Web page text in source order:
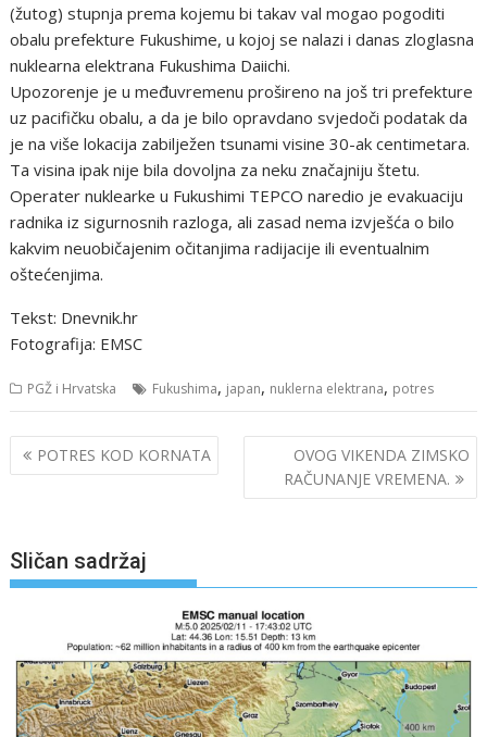
(žutog) stupnja prema kojemu bi takav val mogao pogoditi
obalu prefekture Fukushime, u kojoj se nalazi i danas zloglasna
nuklearna elektrana Fukushima Daiichi.
Upozorenje je u međuvremenu prošireno na još tri prefekture
uz pacifičku obalu, a da je bilo opravdano svjedoči podatak da
je na više lokacija zabilježen tsunami visine 30-ak centimetara.
Ta visina ipak nije bila dovoljna za neku značajniju štetu.
Operater nuklearke u Fukushimi TEPCO naredio je evakuaciju
radnika iz sigurnosnih razloga, ali zasad nema izvješća o bilo
kakvim neuobičajenim očitanjima radijacije ili eventualnim
oštećenjima.
Tekst: Dnevnik.hr
Fotografija: EMSC
PGŽ i Hrvatska Fukushima, japan, nuklerna elektrana, potres
Navigacija
objava
POTRES KOD KORNATA
OVOG VIKENDA ZIMSKO
RAČUNANJE VREMENA.
Sličan sadržaj